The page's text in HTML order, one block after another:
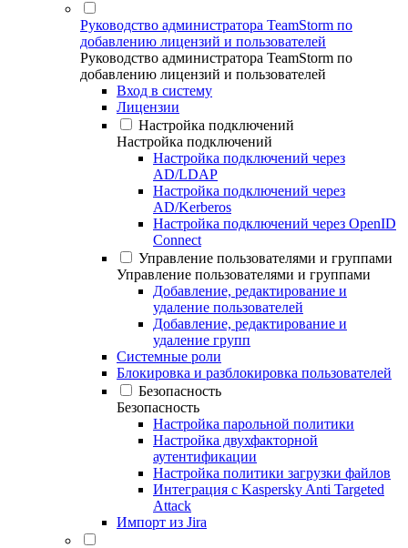
Руководство администратора TeamStorm по
добавлению лицензий и пользователей
Руководство администратора TeamStorm по
добавлению лицензий и пользователей
Вход в систему
Лицензии
Настройка подключений
Настройка подключений
Настройка подключений через
AD/LDAP
Настройка подключений через
AD/Kerberos
Настройка подключений через OpenID
Connect
Управление пользователями и группами
Управление пользователями и группами
Добавление, редактирование и
удаление пользователей
Добавление, редактирование и
удаление групп
Системные роли
Блокировка и разблокировка пользователей
Безопасность
Безопасность
Настройка парольной политики
Настройка двухфакторной
аутентификации
Настройка политики загрузки файлов
Интеграция с Kaspersky Anti Targeted
Attack
Импорт из Jira